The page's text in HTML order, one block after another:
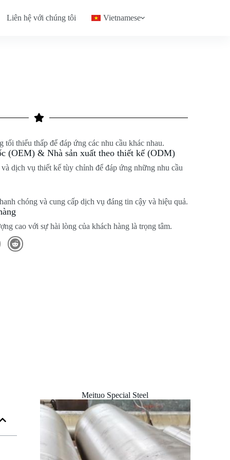
Liên hệ với chúng tôi Vietnamese
tối thiểu thấp để đáp ứng các nhu cầu khác nhau.
(OEM) & Nhà sản xuất theo thiết kế (ODM)
dịch vụ thiết kế tùy chỉnh để đáp ứng những nhu cầu
chóng và cung cấp dịch vụ đáng tin cậy và hiệu quả.
cao với sự hài lòng của khách hàng là trọng tâm.
Meituo Special Steel